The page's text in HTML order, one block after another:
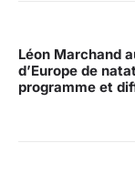
Léon Marchand
d’Europe de
programme et